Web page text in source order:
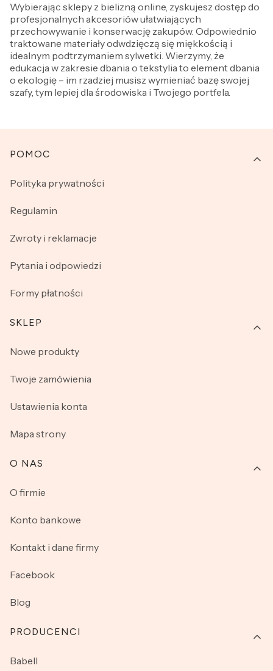
Wybierając sklepy z bielizną online, zyskujesz dostęp do
profesjonalnych akcesoriów ułatwiających
przechowywanie i konserwację zakupów. Odpowiednio
traktowane materiały odwdzięczą się miękkością i
idealnym podtrzymaniem sylwetki. Wierzymy, że
edukacja w zakresie dbania o tekstylia to element dbania
o ekologię – im rzadziej musisz wymieniać bazę swojej
szafy, tym lepiej dla środowiska i Twojego portfela.
Linki w stopce
POMOC
Polityka prywatności
Regulamin
Zwroty i reklamacje
Pytania i odpowiedzi
Formy płatności
SKLEP
Nowe produkty
Twoje zamówienia
Ustawienia konta
Mapa strony
O NAS
O firmie
Konto bankowe
Kontakt i dane firmy
Facebook
Blog
PRODUCENCI
Babell